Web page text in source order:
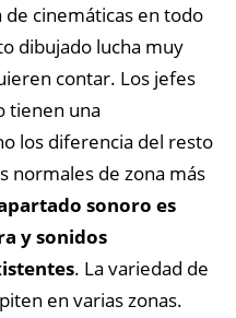
cinemáticas en todo
dibujado lucha muy
contar. Los jefes
tienen una
los diferencia del resto
normales de zona más
sonoro es
y sonidos
. La variedad de
en varias zonas.